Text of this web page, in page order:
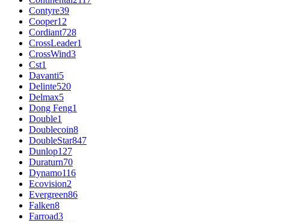
Contyre39
Cooper12
Cordiant728
CrossLeader1
CrossWind3
Cst1
Davanti5
Delinte520
Delmax5
Dong Feng1
Double1
Doublecoin8
DoubleStar847
Dunlop127
Duraturn70
Dynamo116
Ecovision2
Evergreen86
Falken8
Farroad3